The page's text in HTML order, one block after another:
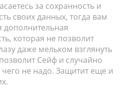
за сохранность и
своих данных, тогда вам
дополнительная
которая не позволит
даже мельком взглянуть
Сейф и случайно
чего не надо. Защитит еще и